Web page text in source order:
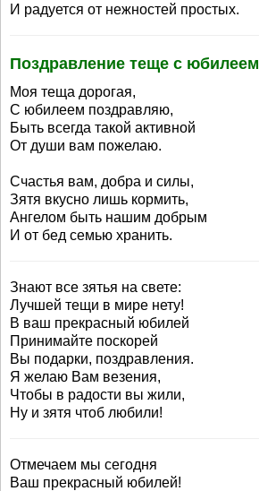
И радуется от нежностей простых.
Поздравление теще с юбилеем
Моя теща дорогая,
С юбилеем поздравляю,
Быть всегда такой активной
От души вам пожелаю.
Счастья вам, добра и силы,
Зятя вкусно лишь кормить,
Ангелом быть нашим добрым
И от бед семью хранить.
Знают все зятья на свете:
Лучшей тещи в мире нету!
В ваш прекрасный юбилей
Принимайте поскорей
Вы подарки, поздравления.
Я желаю Вам везения,
Чтобы в радости вы жили,
Ну и зятя чтоб любили!
Отмечаем мы сегодня
Ваш прекрасный юбилей!